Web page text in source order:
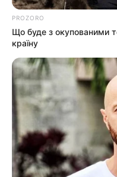
Без рубрики
Культура
Нам пишуть
Партнерські матеріали
Події
PROZORO
Що буде з окупованими
країну